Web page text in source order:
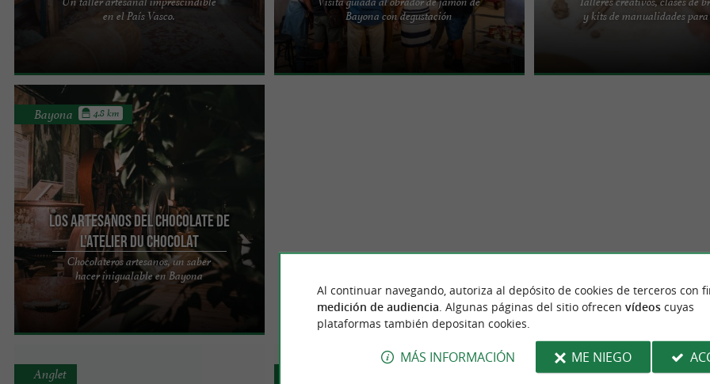
en el País Vasco.
TALAIA: Un taller de artesanía que no te puedes
perder en el País Vasco. Eric, un artesano
Bayona con degustación
Pierre lleva más de 30 años invitándole a
descubrir su taller y su oficio. Esta visita guiada
tiene una duración ...
y kits de manualidades para
Mis Talleres DIY: talleres creativos
País Vasco Hay una energía única
Los artesanos del chocolate de
L'Atelier du Chocolat
Chocolateros artesanos, un saber
hacer inigualable en Bayona
Bayona 4.8 km
La exigencia de conocimientos artesanales
L'Atelier du Chocolat es una aventura que
comenzó en 1951 en Bayona ...
Anglet Bayona 3.5 km
Al continuar navegando, autoriza al depósito de cookies de terceros con
medición de audiencia . Algunas páginas del sitio ofrecen vídeoscuyas
plataformas también depositan cookies.
MÁS INFORMACIÓN ME NIEGO